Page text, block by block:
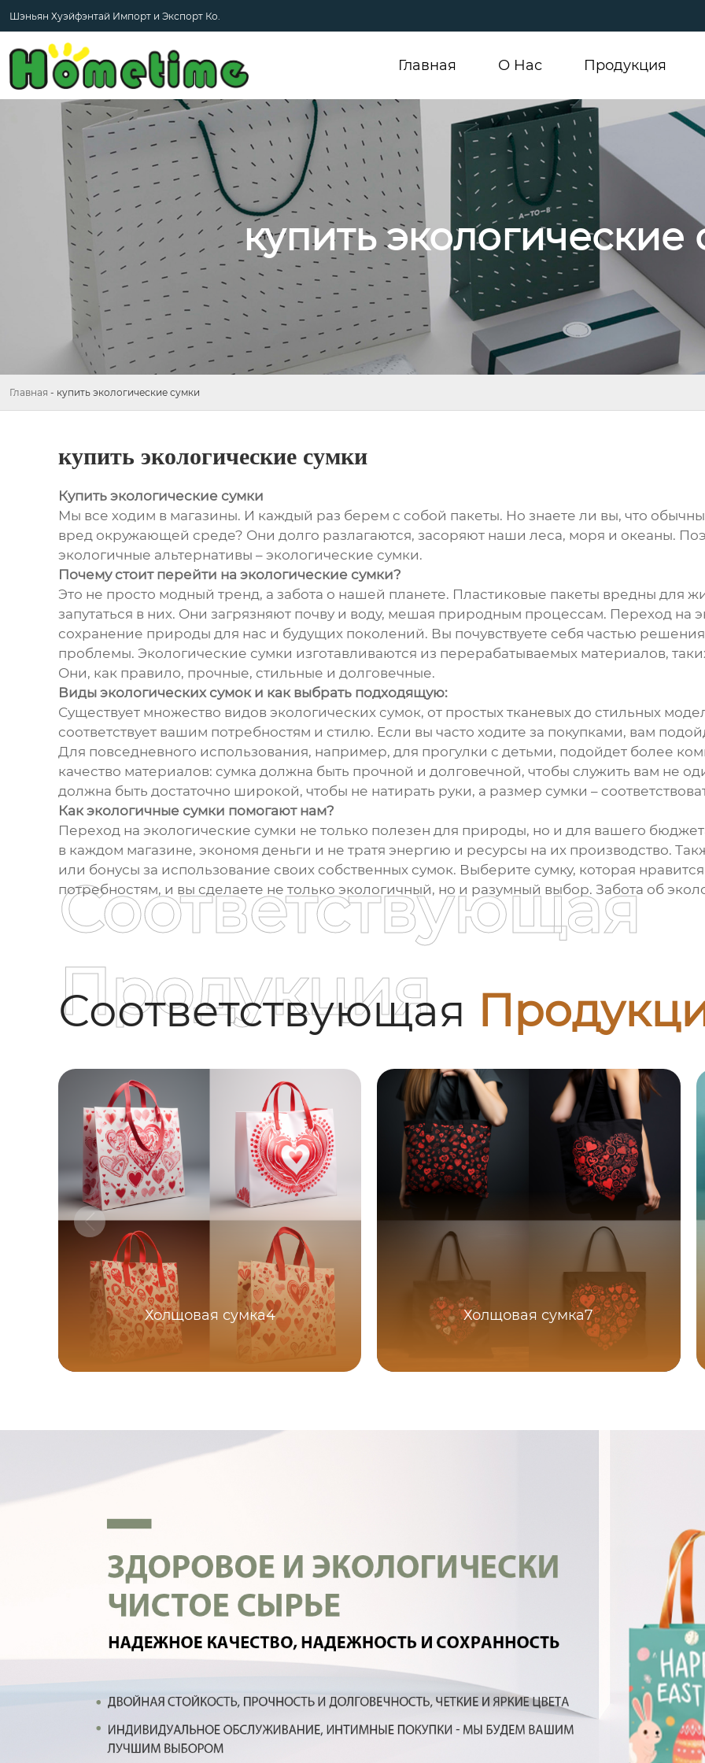
Шэньян Хуэйфэнтай Импорт и Экспорт Ко.
Главная О Hас Продукция
купить экологические
Главная - купить экологические сумки
купить экологические сумки
Купить экологические сумки
Мы все ходим в магазины. И каждый раз берем с собой пакеты. Но знаете ли вы, что
вред окружающей среде? Они долго разлагаются, засоряют наши леса, моря и океаны.
экологичные альтернативы – экологические сумки.
Почему стоит перейти на экологические сумки?
Это не просто модный тренд, а забота о нашей планете. Пластиковые пакеты вредны для
запутаться в них. Они загрязняют почву и воду, мешая природным процессам. Переход на
сохранение природы для нас и будущих поколений. Вы почувствуете себя частью
проблемы. Экологические сумки изготавливаются из перерабатываемых материалов,
Они, как правило, прочные, стильные и долговечные.
Виды экологических сумок и как выбрать подходящую:
Существует множество видов экологических сумок, от простых тканевых до стильных
соответствует вашим потребностям и стилю. Если вы часто ходите за покупками, вам
Для повседневного использования, например, для прогулки с детьми, подойдет более
качество материалов: сумка должна быть прочной и долговечной, чтобы служить вам не
должна быть достаточно широкой, чтобы не натирать руки, а размер сумки –
Как экологичные сумки помогают нам?
Переход на экологические сумки не только полезен для природы, но и для вашего
в каждом магазине, экономя деньги и не тратя энергию и ресурсы на их производство.
или бонусы за использование своих собственных сумок. Выберите сумку, которая
потребностям, и вы сделаете не только экологичный, но и разумный выбор. Забота об
Соответствующая
Соответствующая
Продукция
Холщовая сумка4 Холщовая сумка7